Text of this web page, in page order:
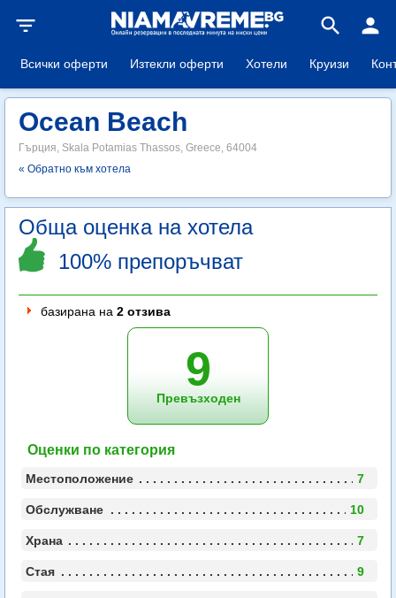
filter_list search person
Всички оферти Изтекли оферти Хотели Круизи
Ocean Beach
Гърция, Skala Potamias Thassos, Greece, 64004
« Обратно към хотела
Обща оценка на хотела
100% препоръчват
базирана на 2 отзива
9
Превъзходен
Оценки по категория
Местоположение 7
Обслужване 10
Храна 7
Стая 9